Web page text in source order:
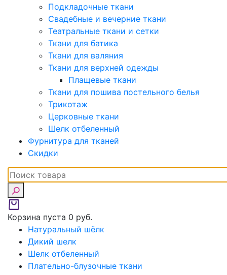
Подкладочные ткани
Свадебные и вечерние ткани
Театральные ткани и сетки
Ткани для батика
Ткани для валяния
Ткани для верхней одежды
Плащевые ткани
Ткани для пошива постельного белья
Трикотаж
Церковные ткани
Шелк отбеленный
Фурнитура для тканей
Скидки
Корзина пуста 0 руб.
Натуральный шёлк
Дикий шелк
Шелк отбеленный
Плательно-блузочные ткани